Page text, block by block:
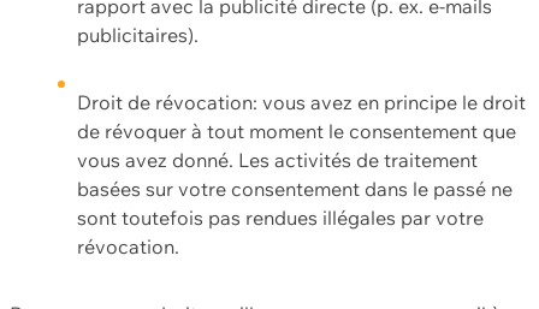
rapport avec la publicité directe (p. ex. e-mails
publicitaires).
Droit de révocation: vous avez en principe le droit
de révoquer à tout moment le consentement que
vous avez donné. Les activités de traitement
basées sur votre consentement dans le passé ne
sont toutefois pas rendues illégales par votre
révocation.